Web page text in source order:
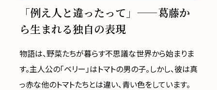
「例え人と違ったって」——葛藤か
ら生まれる独自の表現
物語は、野菜たちが暮らす不思議な世界から始まりま
す。主人公の「ベリー」はトマトの男の子。しかし、彼は真
っ赤な他のトマトたちとは違い、青い色をしています。